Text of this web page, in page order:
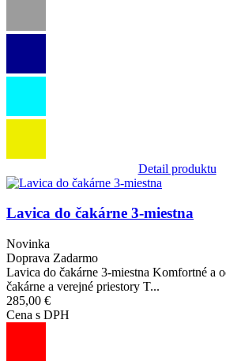
Detail produktu
Obrázok
Lavica do čakárne 3-miestna
Novinka
Doprava Zadarmo
Lavica do čakárne 3-miestna Komfortné a
čakárne a verejné priestory T...
285,00 €
Cena s DPH